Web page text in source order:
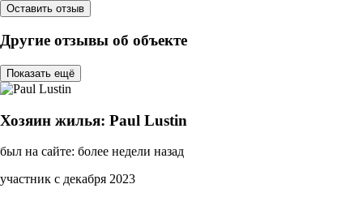
Оставить отзыв
Другие отзывы об объекте
Показать ещё
Хозяин жилья: Paul Lustin
был на сайте: более недели назад
участник с декабря 2023